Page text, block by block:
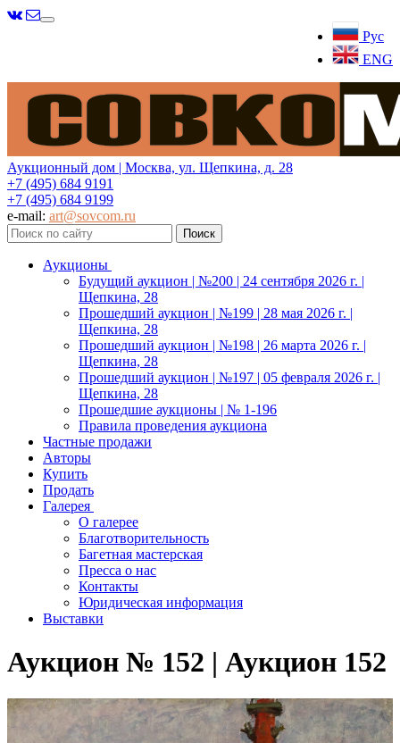
Рус
ENG
Меню
Аукционный дом | Москва, ул. Щепкина, д. 28
+7 (495) 684 9191
+7 (495) 684 9199
e-mail: art@sovcom.ru
Аукционы
Будущий аукцион | №200 | 24 сентября 2026 г. |
Щепкина, 28
Прошедший аукцион | №199 | 28 мая 2026 г. |
Щепкина, 28
Прошедший аукцион | №198 | 26 марта 2026 г. |
Щепкина, 28
Прошедший аукцион | №197 | 05 февраля 2026 г. |
Щепкина, 28
Прошедшие аукционы | № 1-196
Правила проведения аукциона
Частные продажи
Авторы
Купить
Продать
Галерея
О галерее
Благотворительность
Багетная мастерская
Пресса о нас
Контакты
Юридическая информация
Выставки
Аукцион № 152 | Аукцион 152